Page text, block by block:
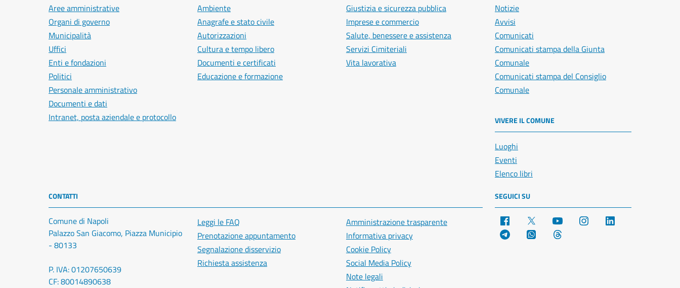
Aree amministrative
Organi di governo
Municipalità
Uffici
Enti e fondazioni
Politici
Personale amministrativo
Documenti e dati
Intranet, posta aziendale e protocollo
Ambiente
Anagrafe e stato civile
Autorizzazioni
Cultura e tempo libero
Documenti e certificati
Educazione e formazione
Giustizia e sicurezza pubblica
Imprese e commercio
Salute, benessere e assistenza
Servizi Cimiteriali
Vita lavorativa
Notizie
Avvisi
Comunicati
Comunicati stampa della Giunta
Comunale
Comunicati stampa del Consiglio
Comunale
VIVERE IL COMUNE
Luoghi
Eventi
Elenco libri
CONTATTI
Comune di Napoli
Palazzo San Giacomo, Piazza Municipio
- 80133
P. IVA: 01207650639
CF: 80014890638
Leggi le FAQ
Prenotazione appuntamento
Segnalazione disservizio
Richiesta assistenza
Amministrazione trasparente
Informativa privacy
Cookie Policy
Social Media Policy
Note legali
SEGUICI SU
Facebook YouTube Instagram
Telegram WhatsApp